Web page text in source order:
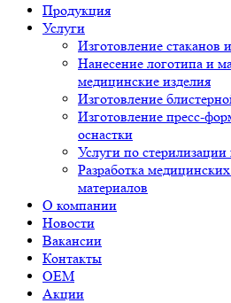
Продукция
Услуги
Изготовление стаканов
Нанесение логотипа и
медицинские изделия
Изготовление
Изготовление пресс-
оснастки
Услуги по
Разработка
материалов
О компании
Новости
Вакансии
Контакты
OEM
Акции